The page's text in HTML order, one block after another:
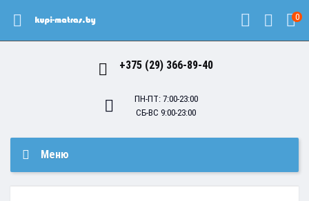
0
+375 (29) 366-89-40
ПН-ПТ: 7:00-23:00
СБ-ВС 9:00-23:00
Меню